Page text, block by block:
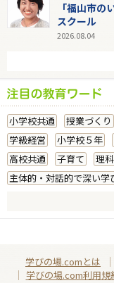
「福山市
スクール
2026.08.04
小学校共通 授業づくり
学級経営
小学校５年
高校共通
子育て 理科
主体的・対話的で深い学
学びの場.comとは
学びの場.com利用規